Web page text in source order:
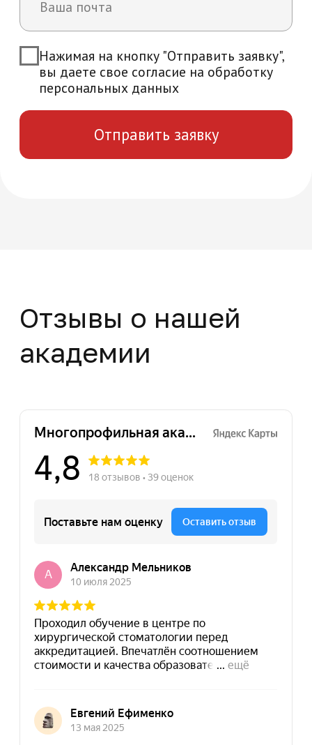
Нажимая на кнопку "Отправить заявку",
вы даете свое согласие на обработку
персональных данных
Город Москва, ул. Кусковская, д. 20А
info@dpomart.ru
8 (495) 532-73-24
© MAPT, 2025